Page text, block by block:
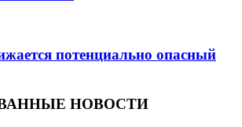
потенциально опасный
НОВОСТИ